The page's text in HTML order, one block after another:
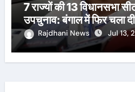
7 राज्यों की 13 विधानसभा
उपचुनाव: बंगाल में फिर चला
Rajdhani News Jul 13,